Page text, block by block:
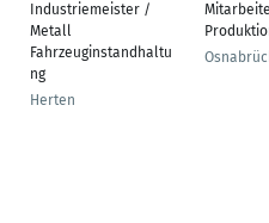
Industriemeister /
Metall
Fahrzeuginstandhaltu
ng
Herten